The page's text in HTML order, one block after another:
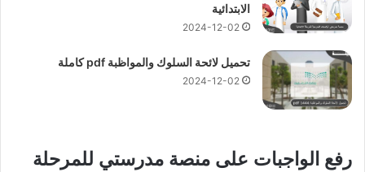
الابتدائية
2024-12-02
تحميل لائحة السلوك والمواظبة pdf كاملة
2024-12-02
رفع الواجبات على منصة مدرستي للمرحلة